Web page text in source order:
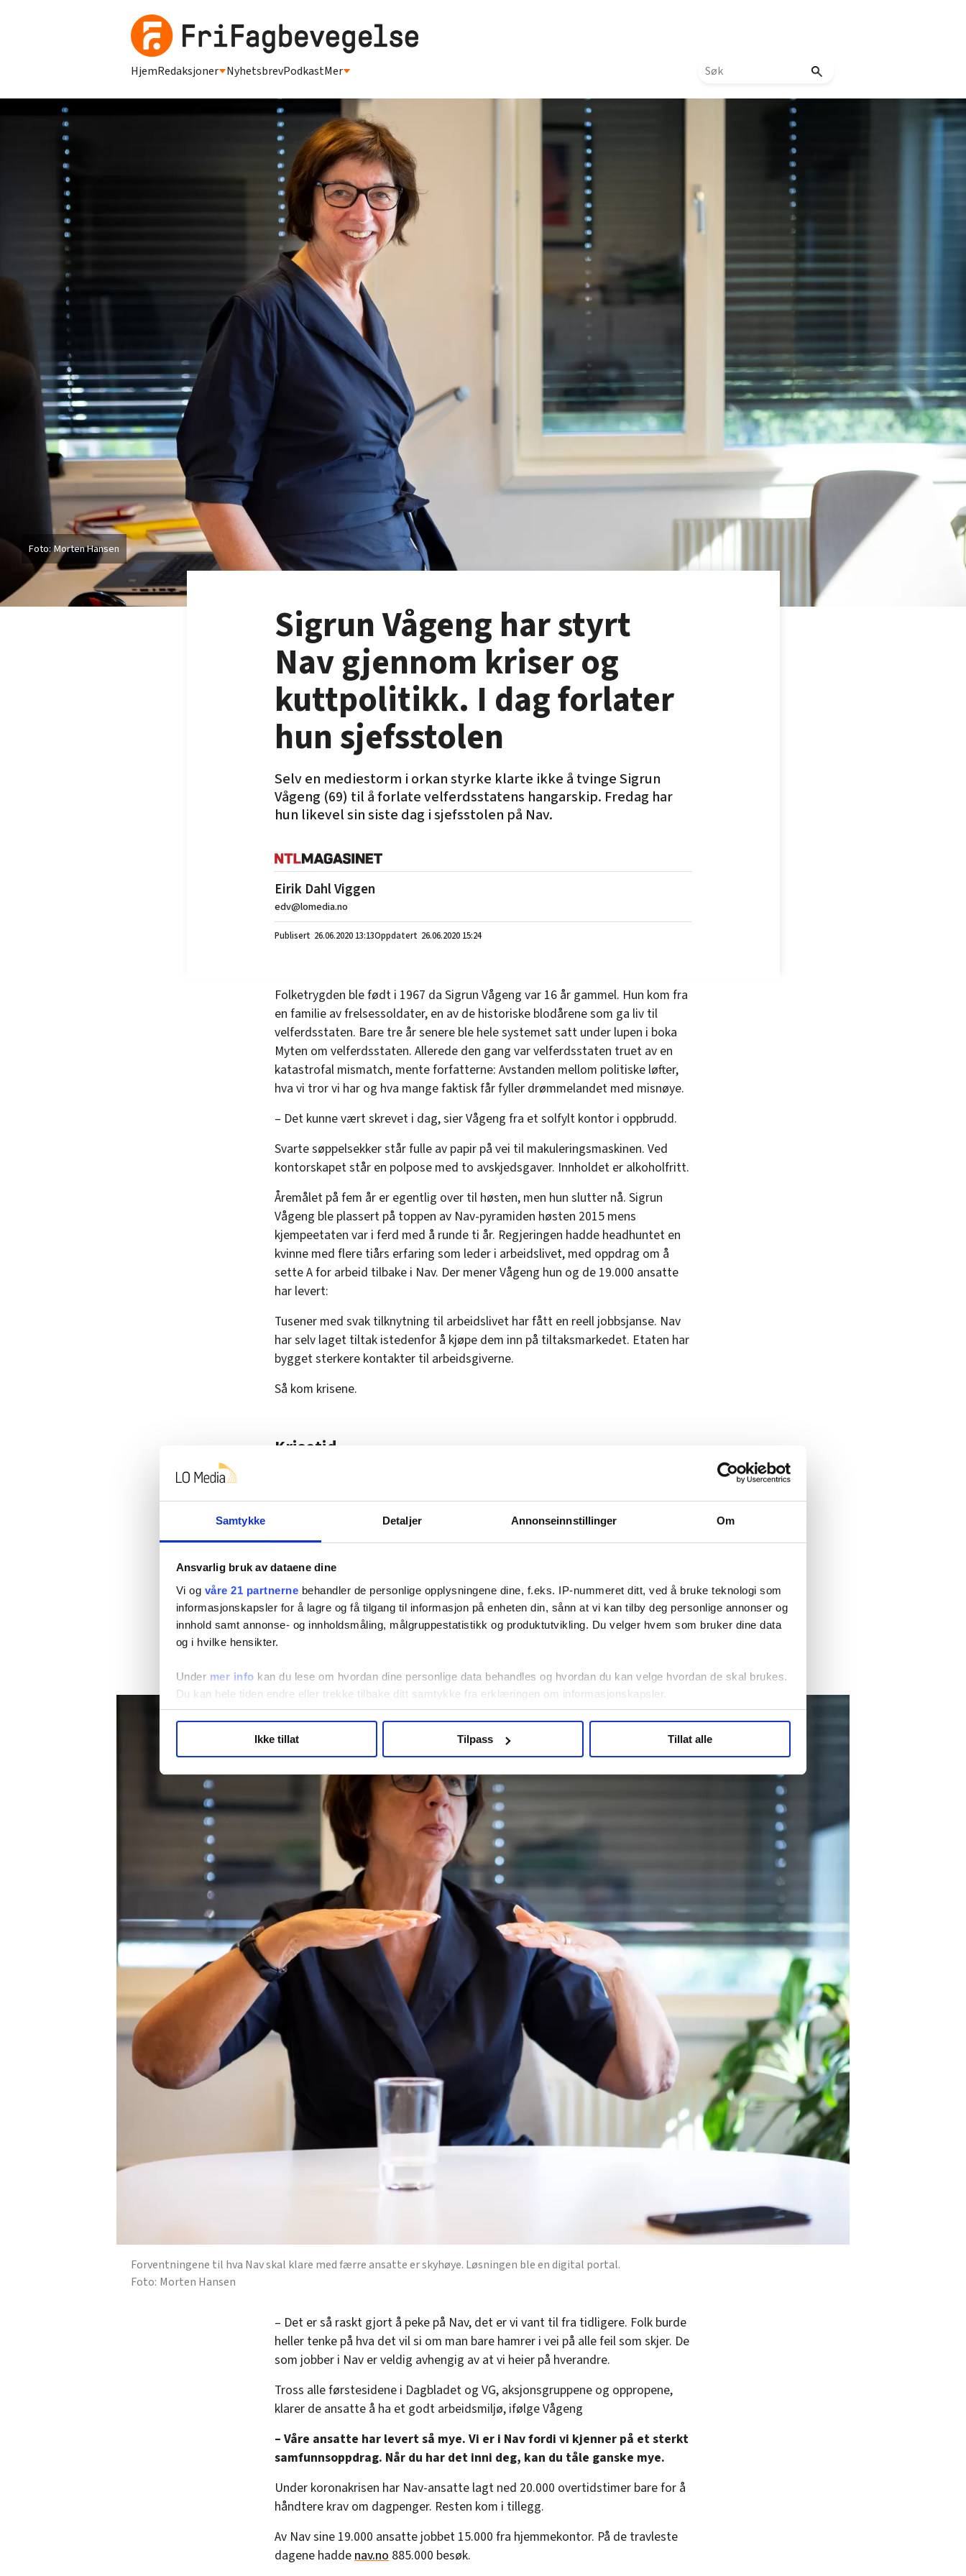
Samtykke Detaljer Annonseinnstillinger Om
Ansvarlig bruk av dataene dine
Vi og våre 21 partnerne behandler de personlige opplysningene dine, f.eks. IP-nummeret ditt, ved å bruke teknologi som
informasjonskapsler for å lagre og få tilgang til informasjon på enheten din, sånn at vi kan tilby deg personlige annonser og
innhold samt annonse- og innholdsmåling, målgruppestatistikk og produktutvikling. Du velger hvem som bruker dine data
og i hvilke hensikter.
Under mer info kan du lese om hvordan dine personlige data behandles og hvordan du kan velge hvordan de skal brukes.
Du kan hele tiden endre eller trekke tilbake ditt samtykke fra erklæringen om informasjonskapsler.
hvordan våre nettsider blir brukt slik at vi tilby relevant innhold, tilpassede annonser og utarbeide statistikk.
annonsering. Disse er angitt i oversikten lengre ned på denne siden.
Ikke tillat Tilpass Tillat alle
HjemRedaksjoner NyhetsbrevPodkastMer
Morten Hansen
Sigrun Vågeng har styrt
Nav gjennom kriser og
kuttpolitikk. I dag forlater
hun sjefsstolen
Selv en mediestorm i orkan styrke klarte ikke å tvinge Sigrun
Vågeng (69) til å forlate velferdsstatens hangarskip. Fredag har
hun likevel sin siste dag i sjefsstolen på Nav.
Eirik Dahl Viggen
edv@lomedia.no
26.06.2020 13:13 26.06.2020 15:24
Folketrygden ble født i 1967 da Sigrun Vågeng var 16 år gammel. Hun kom fra
en familie av frelsessoldater, en av de historiske blodårene som ga liv til
velferdsstaten. Bare tre år senere ble hele systemet satt under lupen i boka
Myten om velferdsstaten. Allerede den gang var velferdsstaten truet av en
katastrofal mismatch, mente forfatterne: Avstanden mellom politiske løfter,
hva vi tror vi har og hva mange faktisk får fyller drømmelandet med misnøye.
– Det kunne vært skrevet i dag, sier Vågeng fra et solfylt kontor i oppbrudd.
Svarte søppelsekker står fulle av papir på vei til makuleringsmaskinen. Ved
kontorskapet står en polpose med to avskjedsgaver. Innholdet er alkoholfritt.
Åremålet på fem år er egentlig over til høsten, men hun slutter nå. Sigrun
Vågeng ble plassert på toppen av Nav-pyramiden høsten 2015 mens
kjempeetaten var i ferd med å runde ti år. Regjeringen hadde headhuntet en
kvinne med flere tiårs erfaring som leder i arbeidslivet, med oppdrag om å
sette A for arbeid tilbake i Nav. Der mener Vågeng hun og de 19.000 ansatte
har levert:
Tusener med svak tilknytning til arbeidslivet har fått en reell jobbsjanse. Nav
har selv laget tiltak istedenfor å kjøpe dem inn på tiltaksmarkedet. Etaten har
bygget sterkere kontakter til arbeidsgiverne.
Så kom krisene.
Krisetid
Til høsten skal Vågeng holde foredrag om temaet kriseledelse. Det er det
eneste hun har på agendaen, sånn rent offisielt.
– Tillitsvalgte og de som jobber i systemet rundt meg har hele tiden bedt
meg om å fortsette som leder. Derfor har jeg gjort det. Jeg ville ikke forlate
dette mens det sto på som verst.
Ansvarsoversvømmelse. Ordet er tidligere brukt for å beskrive overlessingen
Forventningene til hva Nav skal klare med færre ansatte er skyhøye. Løsningen ble en digital portal.
Morten Hansen
– Det er så raskt gjort å peke på Nav, det er vi vant til fra tidligere. Folk burde
heller tenke på hva det vil si om man bare hamrer i vei på alle feil som skjer. De
som jobber i Nav er veldig avhengig av at vi heier på hverandre.
Tross alle førstesidene i Dagbladet og VG, aksjonsgruppene og oppropene,
klarer de ansatte å ha et godt arbeidsmiljø, ifølge Vågeng
– Våre ansatte har levert så mye. Vi er i Nav fordi vi kjenner på et sterkt
samfunnsoppdrag. Når du har det inni deg, kan du tåle ganske mye.
Under koronakrisen har Nav-ansatte lagt ned 20.000 overtidstimer bare for å
håndtere krav om dagpenger. Resten kom i tillegg.
Av Nav sine 19.000 ansatte jobbet 15.000 fra hjemmekontor. På de travleste
dagene hadde nav.no 885.000 besøk.